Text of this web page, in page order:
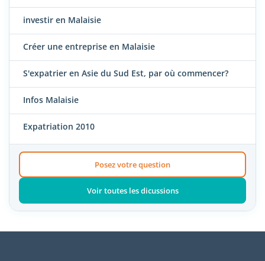
investir en Malaisie
Créer une entreprise en Malaisie
S'expatrier en Asie du Sud Est, par où commencer?
Infos Malaisie
Expatriation 2010
Posez votre question
Voir toutes les dicussions